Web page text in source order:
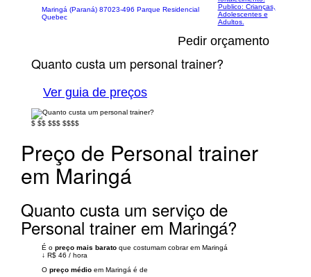
Maringá (Paraná) 87023-496 Parque Residencial
Quebec
Publico: Crianças,
Adolescentes e
Adultos.
Pedir orçamento
Quanto custa um personal trainer?
Ver guia de preços
$ $$ $$$ $$$$
Preço de Personal trainer
em Maringá
Quanto custa um serviço de
Personal trainer em Maringá?
É o preço mais barato que costumam cobrar em Maringá
↓ R$ 46 / hora
O preço médio em Maringá é de